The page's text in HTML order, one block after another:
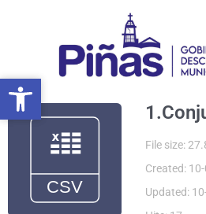
Abrir barra de herramientas
File size:
Created:
Updated:
Abrir barra de herramientas